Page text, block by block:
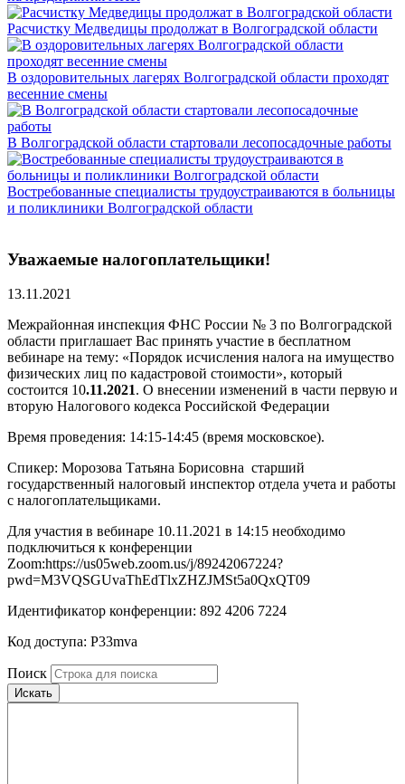
Расчистку Медведицы продолжат в Волгоградской области
В оздоровительных лагерях Волгоградской области проходят
весенние смены
В Волгоградской области стартовали лесопосадочные работы
Востребованные специалисты трудоустраиваются в больницы
и поликлиники Волгоградской области
Уважаемые налогоплательщики!
13.11.2021
Межрайонная инспекция ФНС России № 3 по Волгоградской
области приглашает Вас принять участие в бесплатном
вебинаре на тему: «Порядок исчисления налога на имущество
физических лиц по кадастровой стоимости», который
состоится 10.11.2021. О внесении изменений в части первую и
вторую Налогового кодекса Российской Федерации
Время проведения: 14:15-14:45 (время московское).
Спикер: Морозова Татьяна Борисовна ­ старший
государственный налоговый инспектор отдела учета и работы
с налогоплательщиками.
Для участия в вебинаре 10.11.2021 в 14:15 необходимо
подключиться к конференции
Zoom:https://us05web.zoom.us/j/89242067224?
pwd=M3VQSGUvaThEdTlxZHZJMSt5a0QxQT09
Идентификатор конференции: 892 4206 7224
Код доступа: P33mva
Поиск
Искать